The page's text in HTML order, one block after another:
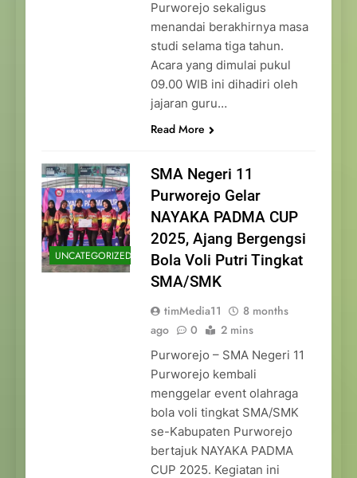
Purworejo sekaligus
menandai berakhirnya masa
studi selama tiga tahun.
Acara yang dimulai pukul
09.00 WIB ini dihadiri oleh
jajaran guru…
Read More
UNCATEGORIZED
SMA Negeri 11
Purworejo Gelar
NAYAKA PADMA CUP
2025, Ajang Bergengsi
Bola Voli Putri Tingkat
SMA/SMK
timMedia11
8 months
ago
0 2 mins
Purworejo – SMA Negeri 11
Purworejo kembali
menggelar event olahraga
bola voli tingkat SMA/SMK
se-Kabupaten Purworejo
bertajuk NAYAKA PADMA
CUP 2025. Kegiatan ini